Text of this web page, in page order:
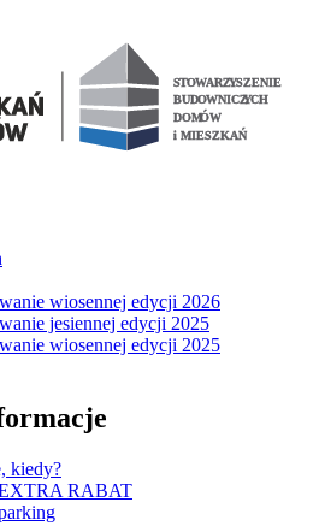
wiosennej edycji 2026
jesiennej edycji 2025
wiosennej edycji 2025
kiedy?
RABAT